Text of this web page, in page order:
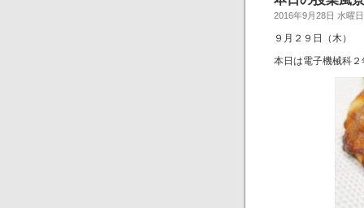
2016年9月28日 水曜日
９月２９日（木）
本日は電子機械科